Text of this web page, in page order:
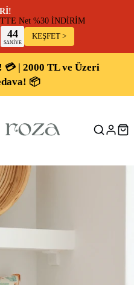
SEPETTE Net %30
06
DAKİKA
44
SANİYE
KEŞFET >
💳 | 2000 TL ve Üzeri
📦